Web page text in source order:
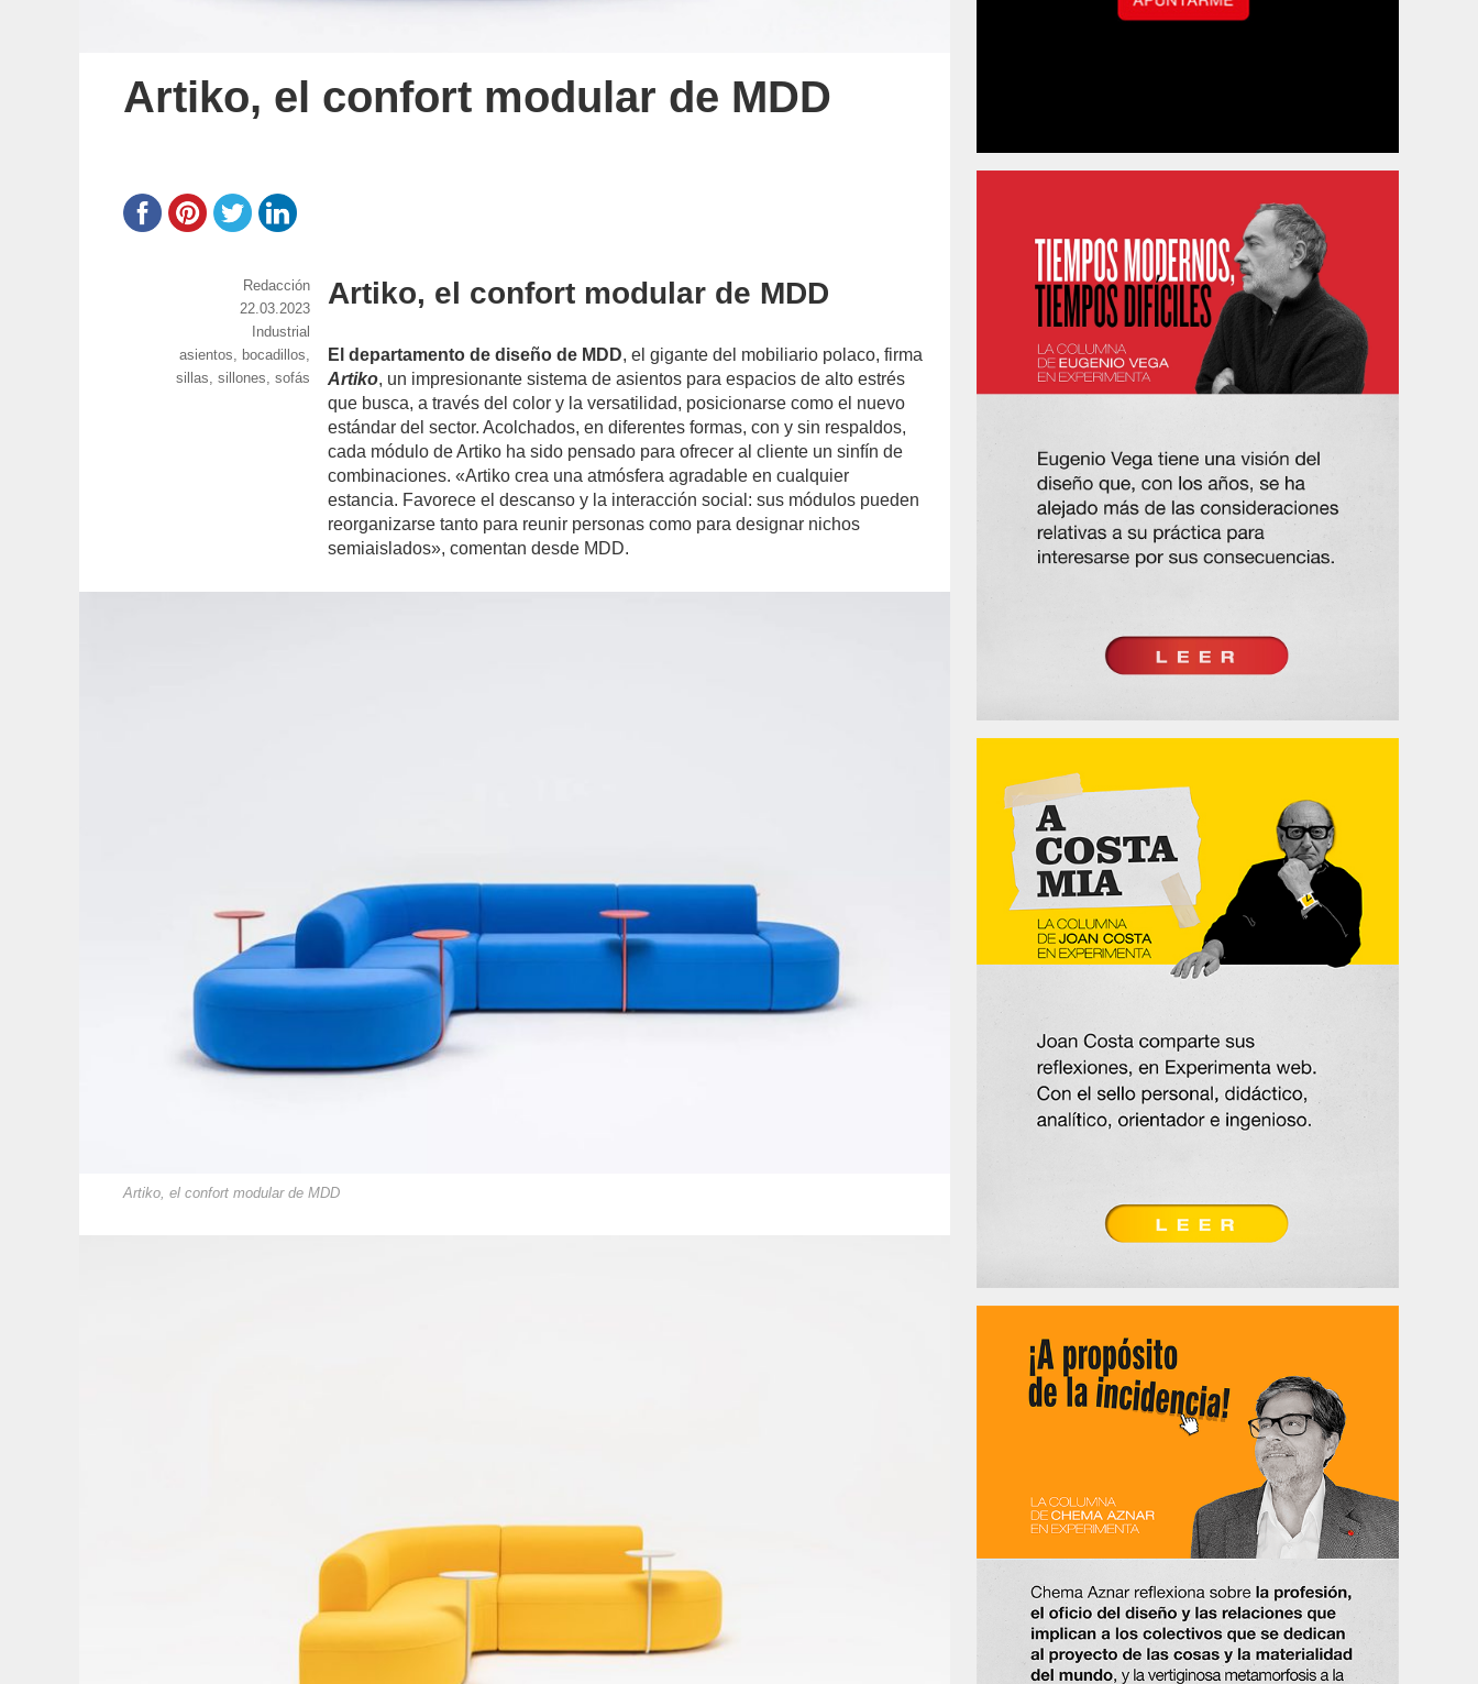
Artiko, el confort modular de MDD
Artiko, el confort modular de MDD
El departamento de diseño de MDD, el gigante del mobiliario polaco, firma
Artiko, un impresionante sistema de asientos para espacios de alto estrés
que busca, a través del color y la versatilidad, posicionarse como el nuevo
estándar del sector. Acolchados, en diferentes formas, con y sin respaldos,
cada módulo de Artiko ha sido pensado para ofrecer al cliente un sinfín de
combinaciones. «Artiko crea una atmósfera agradable en cualquier
estancia. Favorece el descanso y la interacción social: sus módulos pueden
reorganizarse tanto para reunir personas como para designar nichos
semiaislados», comentan desde MDD.
Artiko, el confort modular de MDD
https://www.experimenta.es/author/redaccion/
Redacción
Publicado
22.03.2023
Categorías
Industrial
Etiquetas
asientos, bocadillos,
sillas,sillones,sofás